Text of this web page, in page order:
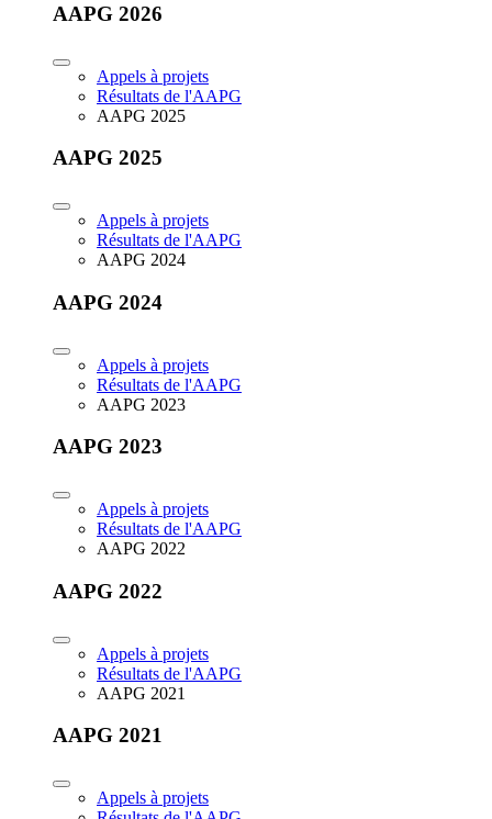
AAPG 2026
Appels à projets
Résultats de l'AAPG
AAPG 2025
AAPG 2025
Appels à projets
Résultats de l'AAPG
AAPG 2024
AAPG 2024
Appels à projets
Résultats de l'AAPG
AAPG 2023
AAPG 2023
Appels à projets
Résultats de l'AAPG
AAPG 2022
AAPG 2022
Appels à projets
Résultats de l'AAPG
AAPG 2021
AAPG 2021
Appels à projets